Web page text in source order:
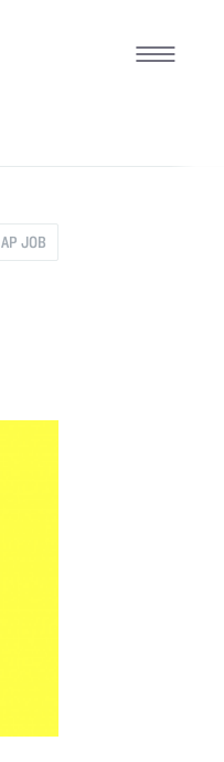
AP JOB